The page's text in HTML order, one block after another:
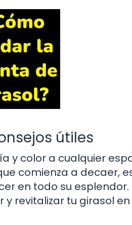
útiles
y color a cualquier
comienza a decaer,
en todo su esplendor.
revitalizar tu girasol